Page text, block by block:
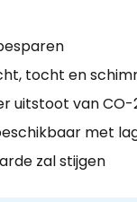
tocht en
uitstoot van CO-
met
zal stijgen